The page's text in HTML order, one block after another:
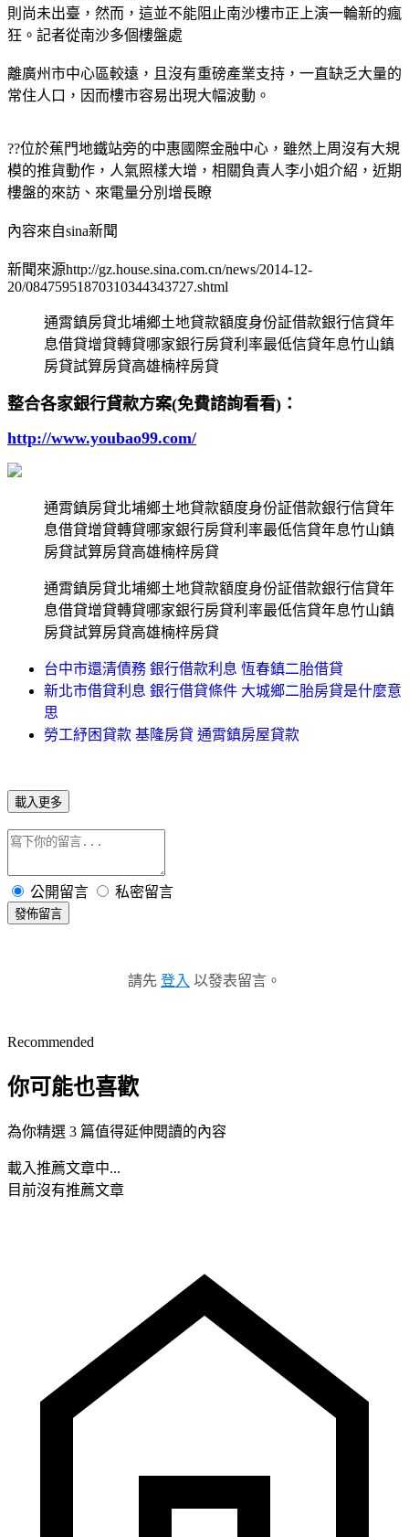
則尚未出臺，然而，這並不能阻止南沙樓市正上演一輪新的瘋
狂。記者從南沙多個樓盤處
離廣州市中心區較遠，且沒有重磅產業支持，一直缺乏大量的
常住人口，因而樓市容易出現大幅波動。
??位於蕉門地鐵站旁的中惠國際金融中心，雖然上周沒有大規
模的推貨動作，人氣照樣大增，相關負責人李小姐介紹，近期
樓盤的來訪、來電量分別增長瞭
內容來自sina新聞
新聞來源http://gz.house.sina.com.cn/news/2014-12-
20/08475951870310344343727.shtml
通霄鎮房貸北埔鄉土地貸款額度身份証借款銀行信貸年
息借貸增貸轉貸哪家銀行房貸利率最低信貸年息竹山鎮
房貸試算房貸高雄楠梓房貸
整合各家銀行貸款方案(免費諮詢看看)：
http://www.youbao99.com/
通霄鎮房貸北埔鄉土地貸款額度身份証借款銀行信貸年
息借貸增貸轉貸哪家銀行房貸利率最低信貸年息竹山鎮
房貸試算房貸高雄楠梓房貸
通霄鎮房貸北埔鄉土地貸款額度身份証借款銀行信貸年
息借貸增貸轉貸哪家銀行房貸利率最低信貸年息竹山鎮
房貸試算房貸高雄楠梓房貸
台中市還清債務 銀行借款利息 恆春鎮二胎借貸
新北市借貸利息 銀行借貸條件 大城鄉二胎房貸是什麼意
思
勞工紓困貸款 基隆房貸 通霄鎮房屋貸款
載入更多
公開留言 私密留言
發佈留言
請先 登入 以發表留言。
Recommended
你可能也喜歡
為你精選 3 篇值得延伸閱讀的內容
載入推薦文章中...
目前沒有推薦文章